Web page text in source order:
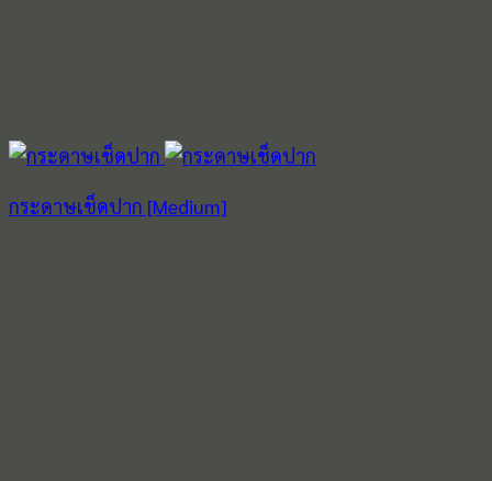
กระดาษเช็ดปาก [Medium]